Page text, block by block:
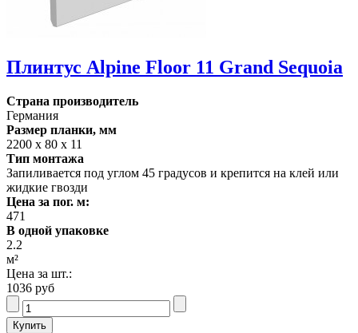
Плинтус Alpine Floor 11 Grand Sequoia
Страна производитель
Германия
Размер планки, мм
2200 х 80 х 11
Тип монтажа
Запиливается под углом 45 градусов и крепится на клей или
жидкие гвозди
Цена за пог. м:
471
В одной упаковке
2.2
м²
Цена за шт.:
1036 руб